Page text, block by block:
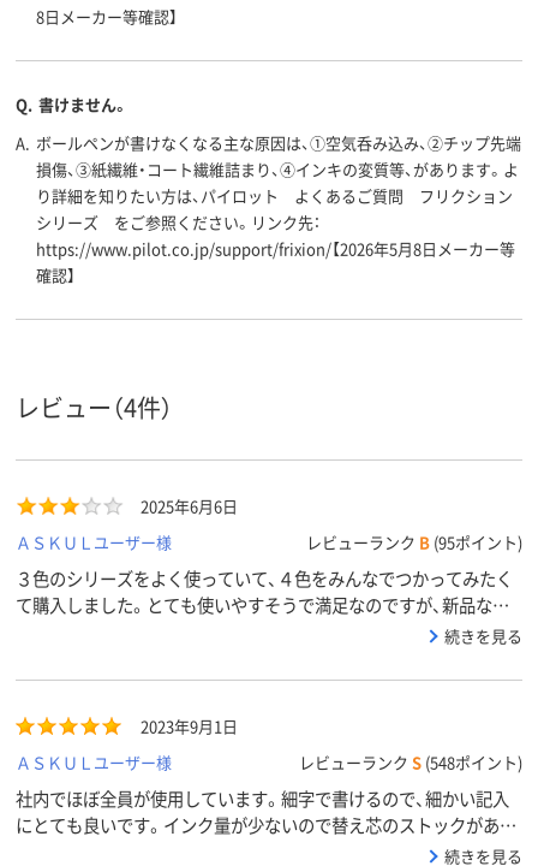
8日メーカー等確認】
Q. 書けません。
A. ボールペンが書けなくなる主な原因は、①空気呑み込み、②チップ先端
損傷、③紙繊維・コート繊維詰まり、④インキの変質等、があります。よ
り詳細を知りたい方は、パイロット よくあるご質問 フリクション
シリーズ をご参照ください。リンク先：
https://www.pilot.co.jp/support/frixion/【2026年5月8日メーカー等
確認】
レビュー（4件）
2025年6月6日
ＡＳＫＵＬユーザー様
レビューランク B (95ポイント)
３色のシリーズをよく使っていて、４色をみんなでつかってみたく
て購入しました。とても使いやすそうで満足なのですが、新品なの
に持ち手のラバー部分に直径１ミリの穴が２つ空いていました。手
過程でできるものなのかもしれません。でも新品でこんなにしっか
ど。
続きを見る
2023年9月1日
ＡＳＫＵＬユーザー様
レビューランク S (548ポイント)
社内でほぼ全員が使用しています。細字で書けるので、細かい記入
にとても良いです。インク量が少ないので替え芯のストックがある
続きを見る